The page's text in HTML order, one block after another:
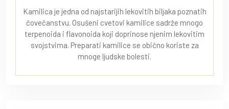
Kamilica je jedna od najstarijih lekovitih biljaka poznatih
čovečanstvu. Osušeni cvetovi kamilice sadrže mnogo
terpenoida i flavonoida koji doprinose njenim lekovitim
svojstvima. Preparati kamilice se obično koriste za
mnoge ljudske bolesti.